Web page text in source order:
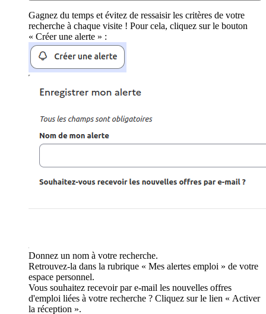
Gagnez du temps et évitez de ressaisir les critères de votre
recherche à chaque visite ! Pour cela, cliquez sur le bouton
« Créer une alerte » :
Donnez un nom à votre recherche.
Retrouvez-la dans la rubrique « Mes alertes emploi » de votre
espace personnel.
Vous souhaitez recevoir par e-mail les nouvelles offres
d'emploi liées à votre recherche ? Cliquez sur le lien « Activer
la réception ».